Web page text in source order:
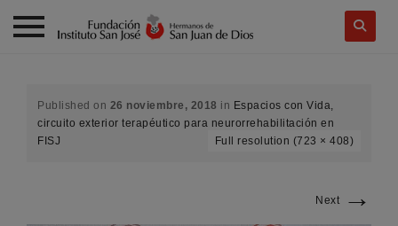
Published on 26 noviembre, 2018 in Espacios con Vida,
circuito exterior terapéutico para neurorrehabilitación en
FISJ
Full resolution (723 × 408)
Next →